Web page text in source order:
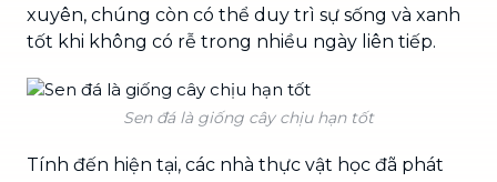
xuyên, chúng còn có thể duy trì sự sống và xanh
tốt khi không có rễ trong nhiều ngày liên tiếp.
Sen đá là giống cây chịu hạn tốt
Tính đến hiện tại, các nhà thực vật học đã phát